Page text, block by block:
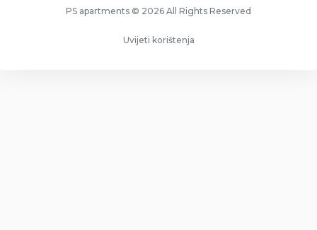
PS apartments © 2026 All Rights Reserved
Uvijeti korištenja